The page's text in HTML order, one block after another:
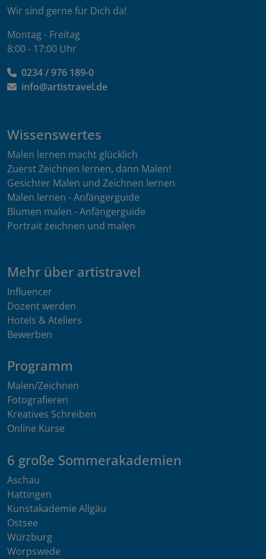
Wir sind gerne für Dich da!
Montag - Freitag
8:00 - 17:00 Uhr
0234 / 976 189-0
info@artistravel.de
Wissenswertes
Malen lernen macht glücklich
Zuerst Zeichnen lernen, dann Malen!
Gesichter Malen und Zeichnen lernen
Malen lernen - Anfängerguide
Blumen malen - Anfängerguide
Portrait zeichnen und malen
Mehr über artistravel
Influencer
Dozent werden
Hotels & Ateliers
Bewerben
Programm
Malen/Zeichnen
Fotografieren
Kreatives Schreiben
Online Kurse
6 große Sommerakademien
Aschau
Hattingen
Kunstakademie Allgäu
Ostsee
Würzburg
Worpswede